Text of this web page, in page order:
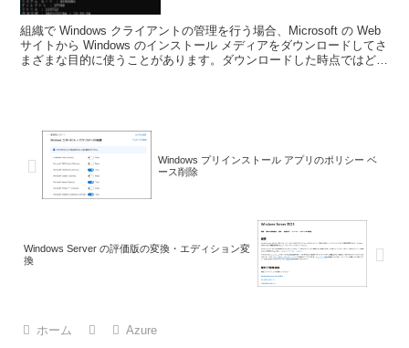
組織で Windows クライアントの管理を行う場合、Microsoft の Web
サイトから Windows のインストール メディアをダウンロードしてさ
まざまな目的に使うことがあります。ダウンロードした時点ではどの
Windows プリインストール アプリのポリシー ベ
ース削除
Windows Server の評価版の変換・エディション変
換
ホーム Azure